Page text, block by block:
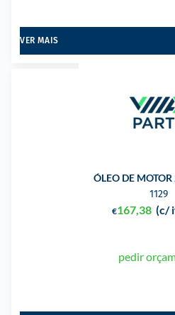
VER MAIS
ÓLEO DE
1129
€167,38 (c/
pedir